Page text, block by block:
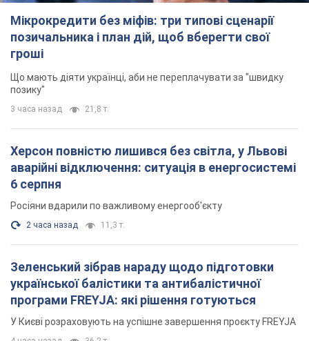
Росіяни вдарили по важливому енергооб'єкту
2 часа назад 11,3 т.
Зеленський зібрав нараду щодо підготовки
української балістики та антибалістичної
програми FREYJA: які рішення готуються
У Києві розраховують на успішне завершення проєкту FREYJA
4 часа назад 36,2 т.